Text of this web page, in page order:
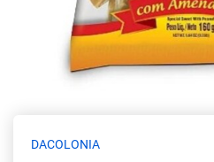
DACOLONIA